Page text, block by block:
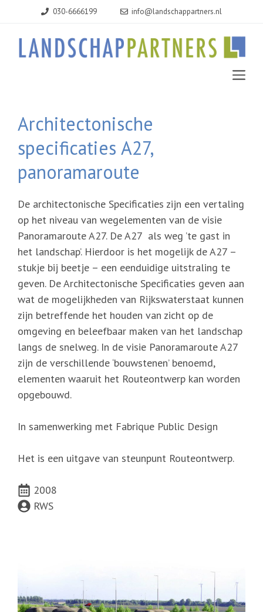
inhoud
030-6666199 info@landschappartners.nl
Architectonische
specificaties A27,
panoramaroute
De architectonische Specificaties zijn een vertaling
op het niveau van wegelementen van de visie
Panoramaroute A27. De A27 als weg ’te gast in
het landschap’. Hierdoor is het mogelijk de A27 –
stukje bij beetje – een eenduidige uitstraling te
geven. De Architectonische Specificaties geven aan
wat de mogelijkheden van Rijkswaterstaat kunnen
zijn betreffende het houden van zicht op de
omgeving en beleefbaar maken van het landschap
langs de snelweg. In de visie Panoramaroute A27
zijn de verschillende ‘bouwstenen’ benoemd,
elementen waaruit het Routeontwerp kan worden
opgebouwd.
In samenwerking met Fabrique Public Design
Het is een uitgave van steunpunt Routeontwerp.
2008
RWS